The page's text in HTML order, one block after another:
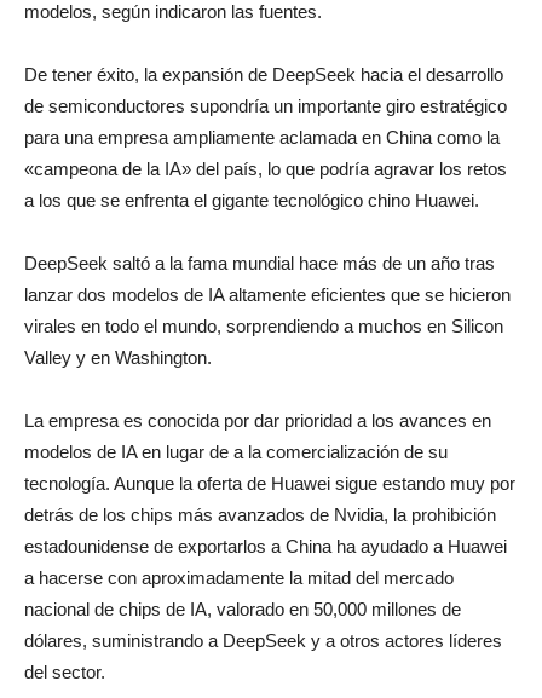
modelos, según indicaron las fuentes.
De tener éxito, la expansión de DeepSeek hacia el desarrollo
de semiconductores supondría un importante giro estratégico
para una empresa ampliamente aclamada en China como la
«campeona de la IA» del país, lo que podría agravar los retos
a los que se enfrenta el gigante tecnológico chino Huawei.
DeepSeek saltó a la fama mundial hace más de un año tras
lanzar dos modelos de IA altamente eficientes que se hicieron
virales en todo el mundo, sorprendiendo a muchos en Silicon
Valley y en Washington.
La empresa es conocida por dar prioridad a los avances en
modelos de IA en lugar de a la comercialización de su
tecnología. Aunque la oferta de Huawei sigue estando muy por
detrás de los chips más avanzados de Nvidia, la prohibición
estadounidense de exportarlos a China ha ayudado a Huawei
a hacerse con aproximadamente la mitad del mercado
nacional de chips de IA, valorado en 50,000 millones de
dólares, suministrando a DeepSeek y a otros actores líderes
del sector.